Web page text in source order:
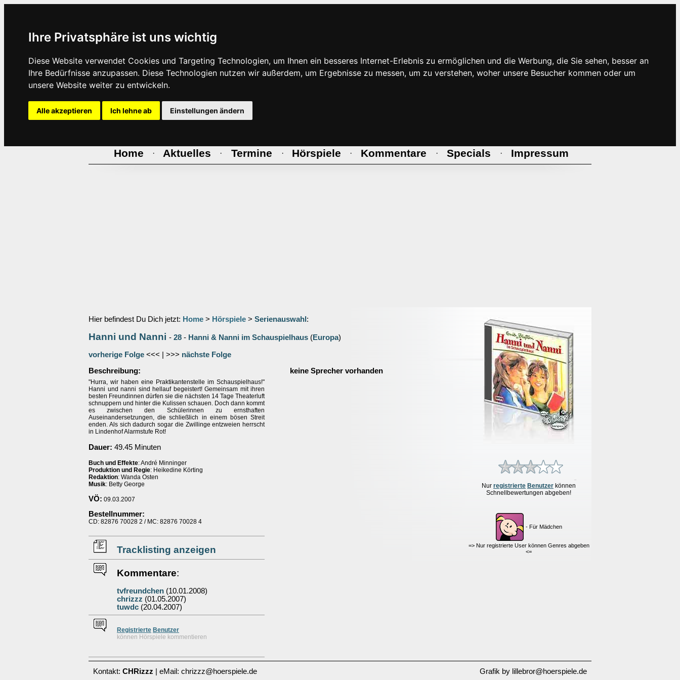
Ihre Privatsphäre ist uns wichtig
Diese Website verwendet Cookies und Targeting Technologien, um Ihnen ein besseres Internet-Erlebnis zu ermöglichen und die Werbung, die Sie sehen, besser an
Ihre Bedürfnisse anzupassen. Diese Technologien nutzen wir außerdem, um Ergebnisse zu messen, um zu verstehen, woher unsere Besucher kommen oder um
unsere Website weiter zu entwickeln.
Alle akzeptieren Ich lehne ab Einstellungen ändern
Home · Aktuelles · Termine · Hörspiele · Kommentare · Specials · Impressum
Hier befindest Du Dich jetzt: Home > Hörspiele > Serienauswahl :
Hanni und Nanni - 28 - Hanni & Nanni im Schauspielhaus (Europa)
vorherige Folge <<< | >>> nächste Folge
Nur registrierte Benutzer können
Schnellbewertungen abgeben!
- Für Mädchen
=> Nur registrierte User können Genres abgeben
<=
Beschreibung:
"Hurra, wir haben eine Praktikantenstelle im Schauspielhaus!"
Hanni und nanni sind hellauf begeistert! Gemeinsam mit ihren
besten Freundinnen dürfen sie die nächsten 14 Tage Theaterluft
schnuppern und hinter die Kulissen schauen. Doch dann kommt
es zwischen den Schülerinnen zu ernsthaften
Auseinandersetzungen, die schließlich in einem bösen Streit
enden. Als sich dadurch sogar die Zwillinge entzweien herrscht
in Lindenhof Alarmstufe Rot!
Dauer: 49.45 Minuten
Buch und Effekte: André Minninger
Produktion und Regie: Heikedine Körting
Redaktion: Wanda Osten
Musik: Betty George
VÖ: 09.03.2007
Bestellnummer:
CD: 82876 70028 2 / MC: 82876 70028 4
Tracklisting anzeigen
Kommentare:
tvfreundchen (10.01.2008)
chrizzz (01.05.2007)
tuwdc (20.04.2007)
Registrierte Benutzer
können Hörspiele kommentieren
keine Sprecher vorhanden
Kontakt: CHRizzz | eMail: chrizzz@hoerspiele.de Grafik by lillebror@hoerspiele.de